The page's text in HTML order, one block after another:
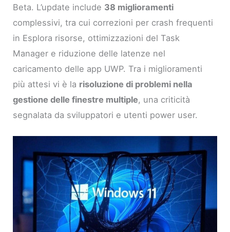
Beta. L’update include 38 miglioramenti
complessivi, tra cui correzioni per crash frequenti
in Esplora risorse, ottimizzazioni del Task
Manager e riduzione delle latenze nel
caricamento delle app UWP. Tra i miglioramenti
più attesi vi è la risoluzione di problemi nella
gestione delle finestre multiple, una criticità
segnalata da sviluppatori e utenti power user.